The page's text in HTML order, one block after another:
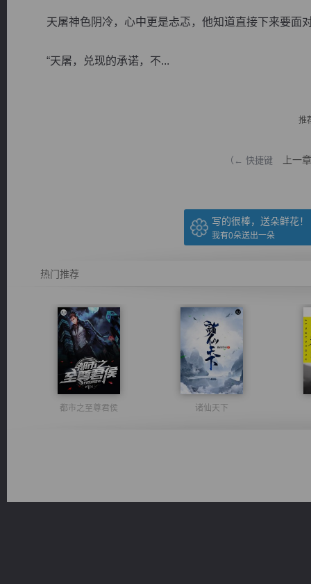
天屠神色阴冷，心中更是忐忑，他知道直接下来要面
“天屠，兑现的承诺，不...
推
（← 快捷键 上一章
写的很棒，送朵鲜花！
我有0朵送出一朵
热门推荐
都市之至尊君侯 诸仙天下